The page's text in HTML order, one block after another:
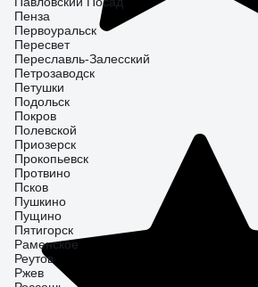
Пенза
Первоуральск
Пересвет
Переславль-Залесский
Петрозаводск
Петушки
Подольск
Покров
Полевской
Приозерск
Прокопьевск
Протвино
Псков
Пушкино
Пущино
Пятигорск
Раменское
Реутов
Ржев